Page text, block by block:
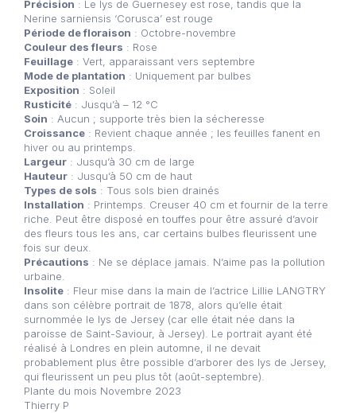
Précision : Le lys de Guernesey est rose, tandis que la
Nerine sarniensis ‘Corusca’ est rouge
Période de floraison : Octobre-novembre
Couleur des fleurs : Rose
Feuillage : Vert, apparaissant vers septembre
Mode de plantation : Uniquement par bulbes
Exposition : Soleil
Rusticité : Jusqu’à – 12 °C
Soin : Aucun ; supporte très bien la sécheresse
Croissance : Revient chaque année ; les feuilles fanent en
hiver ou au printemps.
Largeur : Jusqu’à 30 cm de large
Hauteur : Jusqu’à 50 cm de haut
Types de sols : Tous sols bien drainés
Installation : Printemps. Creuser 40 cm et fournir de la terre
riche. Peut être disposé en touffes pour être assuré d’avoir
des fleurs tous les ans, car certains bulbes fleurissent une
fois sur deux.
Précautions : Ne se déplace jamais. N’aime pas la pollution
urbaine.
Insolite : Fleur mise dans la main de l’actrice Lillie LANGTRY
dans son célèbre portrait de 1878, alors qu’elle était
surnommée le lys de Jersey (car elle était née dans la
paroisse de Saint-Saviour, à Jersey). Le portrait ayant été
réalisé à Londres en plein automne, il ne devait
probablement plus être possible d’arborer des lys de Jersey,
qui fleurissent un peu plus tôt (août-septembre).
Plante du mois Novembre 2023
Thierry P